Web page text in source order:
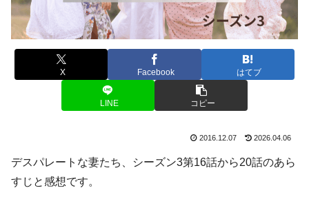
X Facebook はてブ
LINE コピー
2016.12.07 2026.04.06
デスパレートな妻たち、シーズン3第16話から20話のあら
すじと感想です。